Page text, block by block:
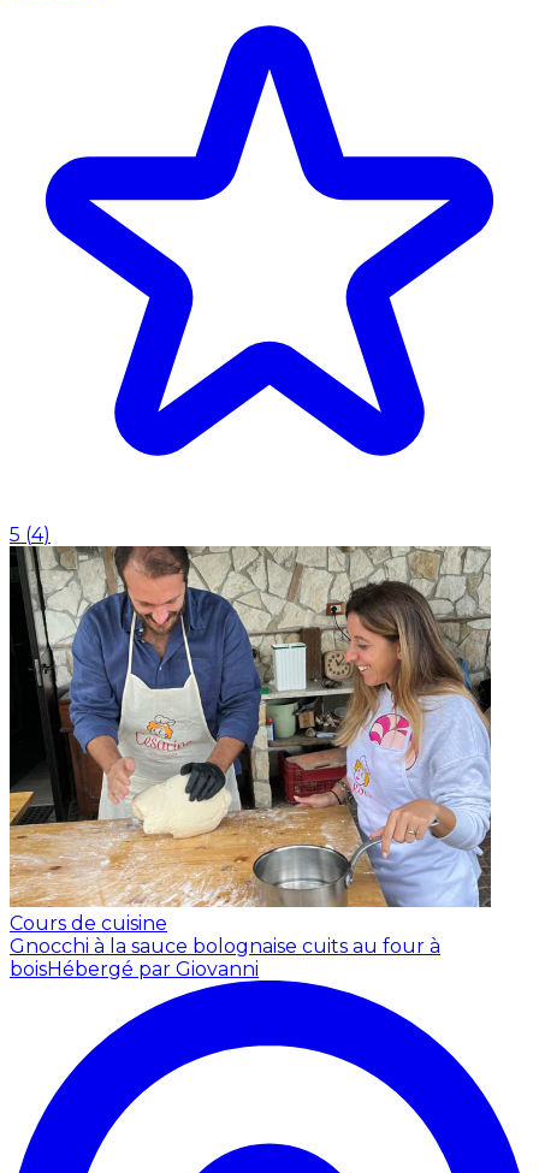
5 (4)
Cours de cuisine
Gnocchi à la sauce bolognaise cuits au four à
boisHébergé par Giovanni